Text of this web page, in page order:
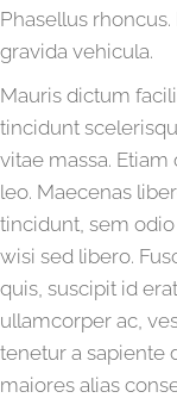
Phasellus
gravida vehicula.
Mauris dictum
tincidunt
vitae massa.
leo. Maecenas
tincidunt, sem
wisi sed libero.
quis, suscipit id
ullamcorper ac,
tenetur a sapiente
maiores alias